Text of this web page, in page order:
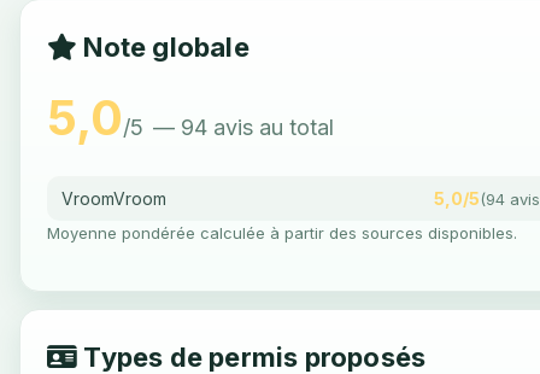
Note globale
5,0/5 — 94 avis au total
VroomVroom 5,0/5(94
Moyenne pondérée calculée à partir des sources disponibles.
Types de permis proposés